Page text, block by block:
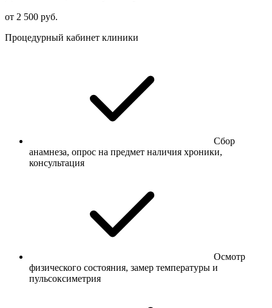
от 2 500 руб.
Процедурный кабинет клиники
Сбор
анамнеза, опрос на предмет наличия хроники,
консультация
Осмотр
физического состояния, замер температуры и
пульсоксиметрия